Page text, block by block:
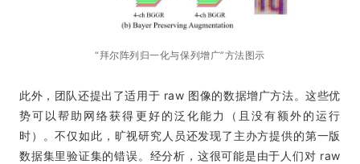
“拜尔阵列归一化与保列增广”方法图示
此外，团队还提出了适用于 raw 图像的数据增广方法。这些优
势可以帮助网络获得更好的泛化能力（且没有额外的运行
时）。不仅如此，旷视研究人员还发现了主办方提供的第一版
数据集里验证集的错误。经分析，这很可能是由于人们对 raw